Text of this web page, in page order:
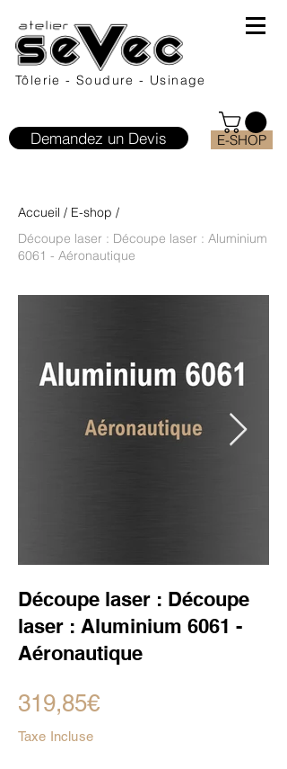
Tôlerie - Soudure - Usinage
E-SHOP
Demandez un Devis
Accueil / E-shop /
Découpe laser : Découpe laser : Aluminium
6061 - Aéronautique
Découpe laser : Découpe
laser : Aluminium 6061 -
Aéronautique
319,85€
Taxe Incluse